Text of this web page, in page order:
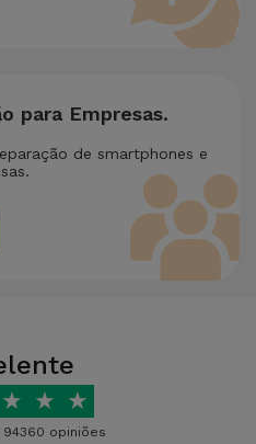
para Empresas.
de smartphones e
★ ★ ★
94360 opiniões